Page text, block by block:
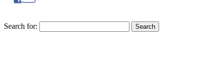
Search for: Search